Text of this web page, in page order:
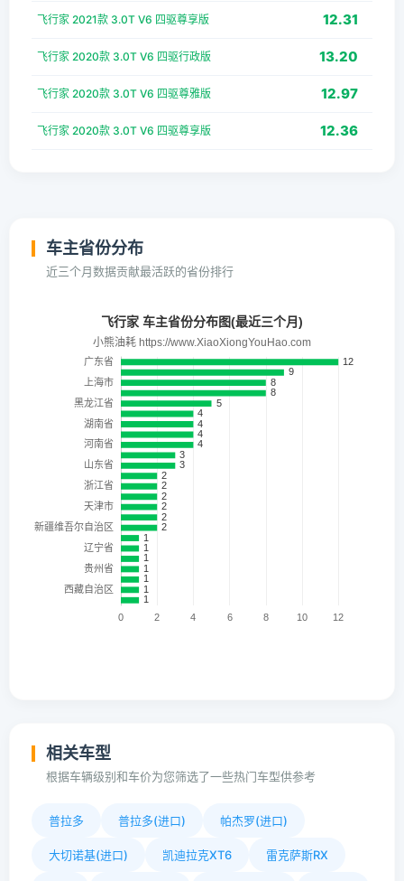
飞行家 2021款 3.0T V6 四驱尊享版 12.31
飞行家 2020款 3.0T V6 四驱行政版 13.20
飞行家 2020款 3.0T V6 四驱尊雅版 12.97
飞行家 2020款 3.0T V6 四驱尊享版 12.36
车主省份分布
近三个月数据贡献最活跃的省份排行
相关车型
根据车辆级别和车价为您筛选了一些热门车型供参考
普拉多 普拉多(进口) 帕杰罗(进口)
大切诺基(进口) 凯迪拉克XT6 雷克萨斯RX